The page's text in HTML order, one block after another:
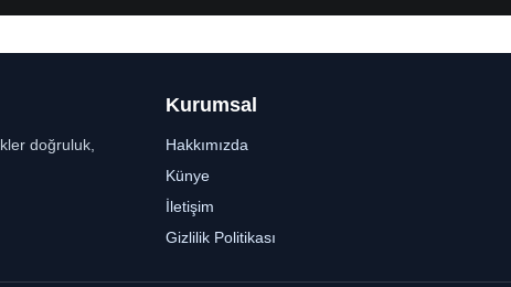
doğruluk,
Kurumsal
Hakkımızda
Künye
İletişim
Gizlilik Politikası